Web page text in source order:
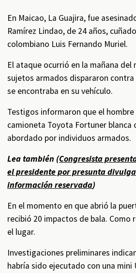
En Maicao, La Guajira, fue
Ramírez Lindao, de 24 años,
colombiano Luis Fernando Muriel.
El ataque ocurrió en la mañana del
sujetos armados dispararon
se encontraba en su vehículo.
Testigos informaron que el
camioneta Toyota Fortuner blanca
abordado por individuos armados.
Lea también (Congresista
el presidente por presunta
información reservada)
En el momento en que abrió la
recibió 20 impactos de bala. Como
el lugar.
Investigaciones preliminares
habría sido ejecutado con una mini